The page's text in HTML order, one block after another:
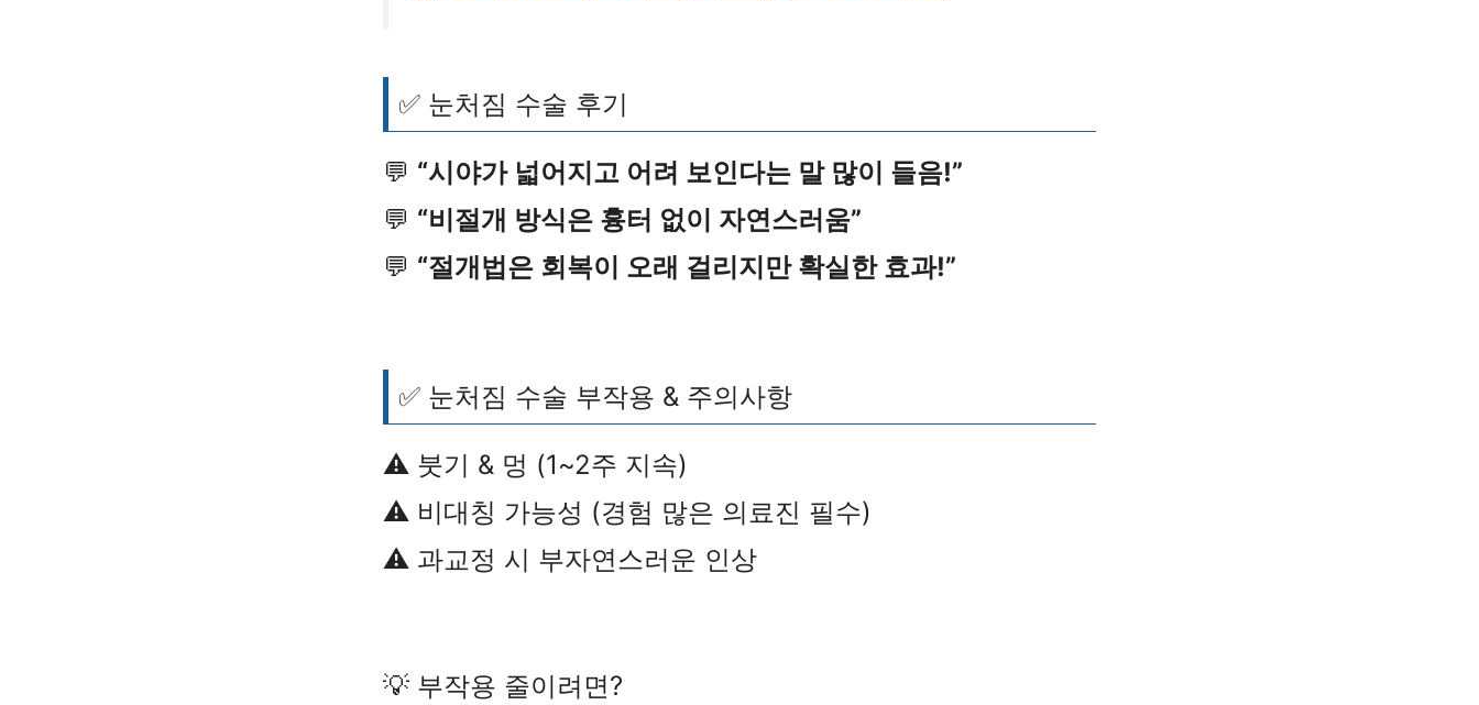
✅ 눈처짐 수술 후기
💬 “시야가 넓어지고 어려 보인다는 말 많이 들음!”
💬 “비절개 방식은 흉터 없이 자연스러움”
💬 “절개법은 회복이 오래 걸리지만 확실한 효과!”
✅ 눈처짐 수술 부작용 & 주의사항
⚠️ 붓기 & 멍 (1~2주 지속)
⚠️ 비대칭 가능성 (경험 많은 의료진 필수)
⚠️ 과교정 시 부자연스러운 인상
💡 부작용 줄이려면?